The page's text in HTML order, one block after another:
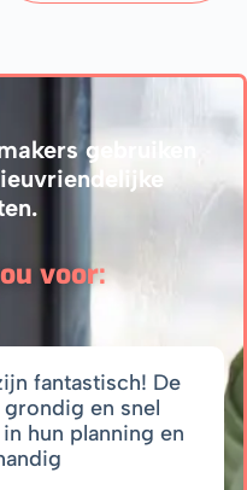
gebruiken
voor:
fantastisch! De
en snel
hun planning en